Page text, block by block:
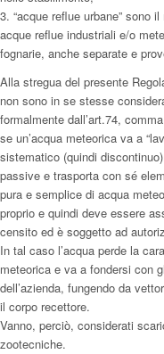
3. “acque reflue urbane” sono
acque reflue industriali e/o
fognarie, anche separate e
Alla stregua del presente
non sono in se stesse
formalmente dall’art.74,
se un’acqua meteorica va a
sistematico (quindi
passive e trasporta con sé
pura e semplice di acqua
proprio e quindi deve essere
censito ed è soggetto ad
In tal caso l’acqua perde la
meteorica e va a fondersi con
dell’azienda, fungendo da
il corpo recettore.
Vanno, perciò, considerati
zootecniche.